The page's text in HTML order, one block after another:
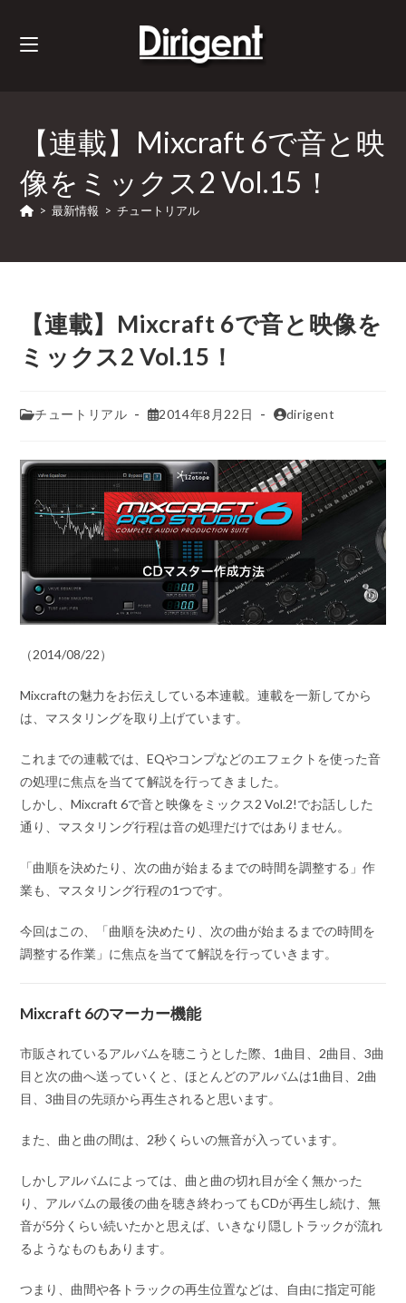
【連載】Mixcraft 6で音と映
像をミックス2 Vol.15！
> 最新情報 > チュートリアル
【連載】Mixcraft 6で音と映像を
ミックス2 Vol.15！
チュートリアル 2014年8月22日 dirigent
（2014/08/22）
Mixcraftの魅力をお伝えしている本連載。連載を一新してから
は、マスタリングを取り上げています。
これまでの連載では、EQやコンプなどのエフェクトを使った音
の処理に焦点を当てて解説を行ってきました。
しかし、Mixcraft 6で音と映像をミックス2 Vol.2!でお話しした
通り、マスタリング行程は音の処理だけではありません。
「曲順を決めたり、次の曲が始まるまでの時間を調整する」作
業も、マスタリング行程の1つです。
今回はこの、「曲順を決めたり、次の曲が始まるまでの時間を
調整する作業」に焦点を当てて解説を行っていきます。
Mixcraft 6のマーカー機能
市販されているアルバムを聴こうとした際、1曲目、2曲目、3曲
目と次の曲へ送っていくと、ほとんどのアルバムは1曲目、2曲
目、3曲目の先頭から再生されると思います。
また、曲と曲の間は、2秒くらいの無音が入っています。
しかしアルバムによっては、曲と曲の切れ目が全く無かった
り、アルバムの最後の曲を聴き終わってもCDが再生し続け、無
音が5分くらい続いたかと思えば、いきなり隠しトラックが流れ
るようなものもあります。
つまり、曲間や各トラックの再生位置などは、自由に指定可能